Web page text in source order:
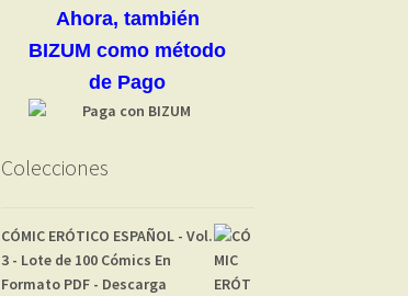
Ahora, también
BIZUM como método
de Pago
Colecciones
CÓMIC ERÓTICO ESPAÑOL - Vol.
3 - Lote de 100 Cómics En
Formato PDF - Descarga